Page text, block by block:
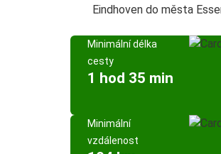
Eindhoven do města
Minimální délka
cesty
1 hod 35 min
Minimální
vzdálenost